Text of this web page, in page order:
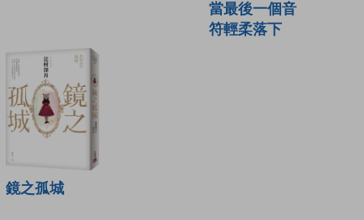
當最後一個音
符輕柔落下
鏡之孤城